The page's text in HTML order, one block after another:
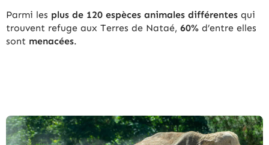
Parmi les plus de 120 espèces animales différentes qui
trouvent refuge aux Terres de Nataé, 60% d’entre elles
sont menacées.